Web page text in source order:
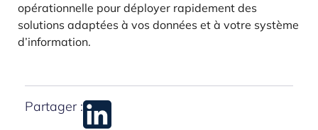
opérationnelle pour déployer rapidement des
solutions adaptées à vos données et à votre système
d’information.
Partager :